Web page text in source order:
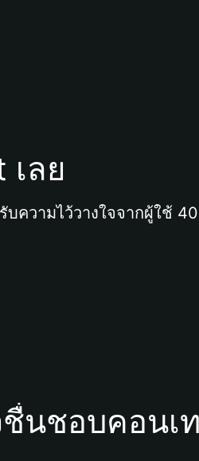
ลย
ความไว้วางใจจากผู้ใช้
นชอบคอนเ